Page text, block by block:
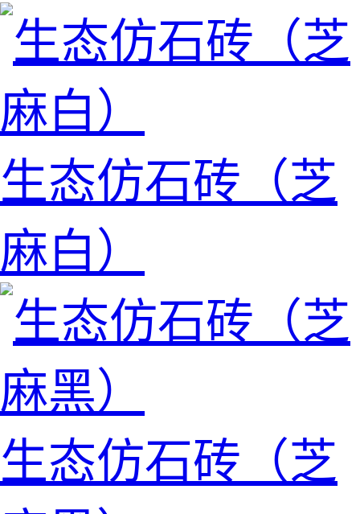
生态仿石砖（芝
麻白）
生态仿石砖（芝